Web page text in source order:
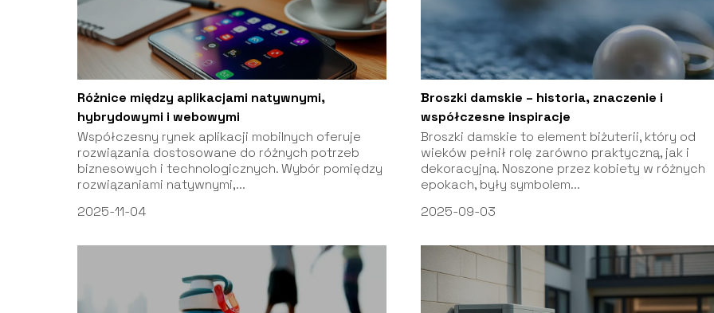
Różnice między aplikacjami natywnymi,
hybrydowymi i webowymi
Współczesny rynek aplikacji mobilnych oferuje
rozwiązania dostosowane do różnych potrzeb
biznesowych i technologicznych. Wybór pomiędzy
rozwiązaniami natywnymi,...
2025-11-04
Broszki damskie – historia, znaczenie i
współczesne inspiracje
Broszki damskie to element biżuterii, który od
wieków pełnił rolę zarówno praktyczną, jak i
dekoracyjną. Noszone przez kobiety w różnych
epokach, były symbolem...
2025-09-03